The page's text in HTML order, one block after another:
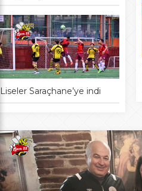
Liseler Saraçhane’ye indi